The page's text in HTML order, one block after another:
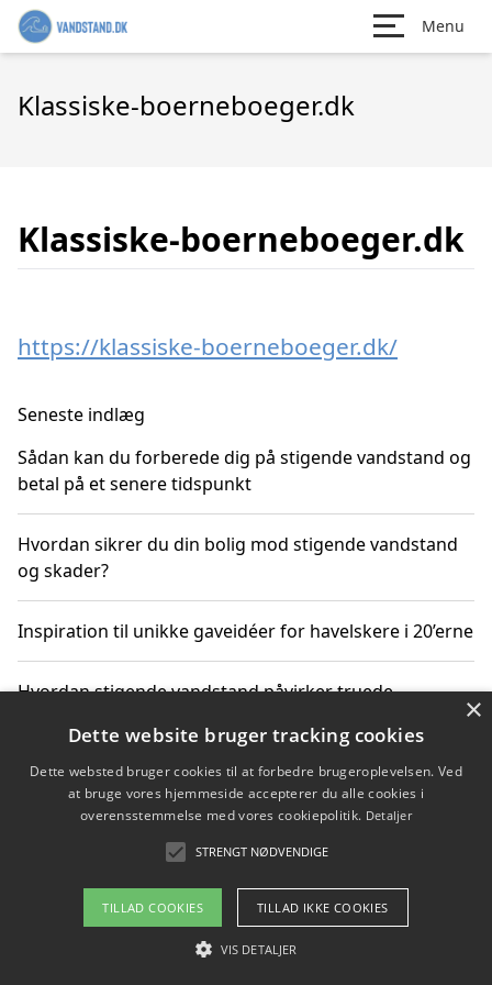
Menu
Klassiske-boerneboeger.dk
Klassiske-boerneboeger.dk
https://klassiske-boerneboeger.dk/
Seneste indlæg
Sådan kan du forberede dig på stigende vandstand og
betal på et senere tidspunkt
Hvordan sikrer du din bolig mod stigende vandstand
og skader?
Inspiration til unikke gaveidéer for havelskere i 20’erne
Hvordan stigende vandstand påvirker truede
Sådan vælger du de bedste vandrerygsække til
vandreture i Danmark
Copyright 2026 - Pilanto Aps
Om / kontakt
×
Dette website bruger tracking cookies
Dette websted bruger cookies til at forbedre brugeroplevelsen. Ved
at bruge vores hjemmeside accepterer du alle cookies i
overensstemmelse med vores cookiepolitik. Detaljer
STRENGT NØDVENDIGE
TILLAD COOKIES TILLAD IKKE COOKIES
VIS DETALJER